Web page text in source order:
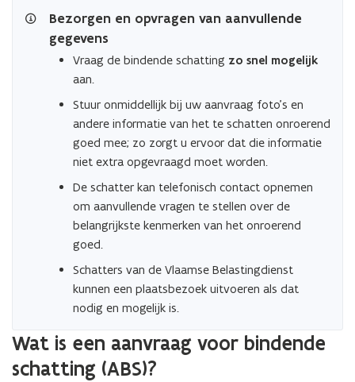
Bezorgen en opvragen van aanvullende
gegevens
Vraag de bindende schatting zo snel mogelijk
aan.
Stuur onmiddellijk bij uw aanvraag foto’s en
andere informatie van het te schatten onroerend
goed mee; zo zorgt u ervoor dat die informatie
niet extra opgevraagd moet worden.
De schatter kan telefonisch contact opnemen
om aanvullende vragen te stellen over de
belangrijkste kenmerken van het onroerend
goed.
Schatters van de Vlaamse Belastingdienst
kunnen een plaatsbezoek uitvoeren als dat
nodig en mogelijk is.
Wat is een aanvraag voor bindende
schatting (ABS)?